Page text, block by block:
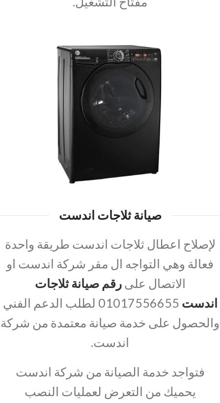
صيانة ثلاجات اندست
لإصلاح اعطال ثلاجات اندست طريقة واحدة
فعالة وهي التواجه ال مقر شركة اندست او
الاتصال علىرقم صيانة ثلاجات
اندست
01017556655 لطلب الدعم الفني
والحصول على خدمة صيانة معتمدة من شركة
اندست.
فتواجد خدمة الصيانة من شركة اندست
يحميك من التعرض لعمليات النصب